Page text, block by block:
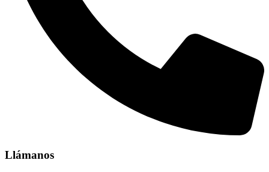
Llámanos